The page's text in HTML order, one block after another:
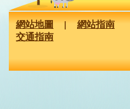
網站地圖
網站指南
交通指南